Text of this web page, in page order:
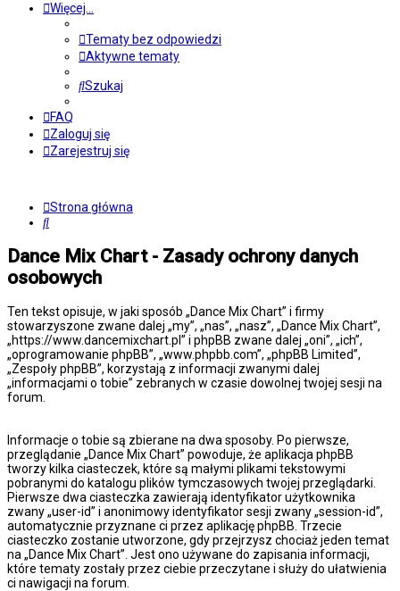
Więcej…
Tematy bez odpowiedzi
Aktywne tematy
Szukaj
FAQ
Zaloguj się
Zarejestruj się
Strona główna
Szukaj
Dance Mix Chart - Zasady ochrony danych
osobowych
Ten tekst opisuje, w jaki sposób „Dance Mix Chart” i firmy
stowarzyszone zwane dalej „my”, „nas”, „nasz”, „Dance Mix Chart”,
„https://www.dancemixchart.pl” i phpBB zwane dalej „oni”, „ich”,
„oprogramowanie phpBB”, „www.phpbb.com”, „phpBB Limited”,
„Zespoły phpBB”, korzystają z informacji zwanymi dalej
„informacjami o tobie” zebranych w czasie dowolnej twojej sesji na
forum.
Informacje o tobie są zbierane na dwa sposoby. Po pierwsze,
przeglądanie „Dance Mix Chart” powoduje, że aplikacja phpBB
tworzy kilka ciasteczek, które są małymi plikami tekstowymi
pobranymi do katalogu plików tymczasowych twojej przeglądarki.
Pierwsze dwa ciasteczka zawierają identyfikator użytkownika
zwany „user-id” i anonimowy identyfikator sesji zwany „session-id”,
automatycznie przyznane ci przez aplikację phpBB. Trzecie
ciasteczko zostanie utworzone, gdy przejrzysz chociaż jeden temat
na „Dance Mix Chart”. Jest ono używane do zapisania informacji,
które tematy zostały przez ciebie przeczytane i służy do ułatwienia
ci nawigacji na forum.